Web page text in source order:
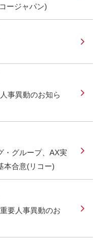
ージャパン)
事異動のお知ら
・グループ、AX実
本合意(リコー)
要人事異動のお